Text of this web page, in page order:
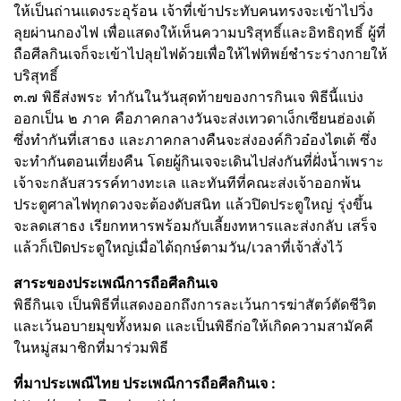
ให้เป็นถ่านแดงระอุร้อน เจ้าที่เข้าประทับคนทรงจะเข้าไปวิ่ง
ลุยผ่านกองไฟ เพื่อแสดงให้เห็นความบริสุทธิ์และอิทธิฤทธิ์ ผู้ที่
ถือศีลกินเจก็จะเข้าไปลุยไฟด้วยเพื่อให้ไฟทิพย์ชำระร่างกายให้
บริสุทธิ์
๓.๗ พิธีส่งพระ ทำกันในวันสุดท้ายของการกินเจ พิธีนี้แบ่ง
ออกเป็น ๒ ภาค คือภาคกลางวันจะส่งเทวดาเง็กเซียนฮ่องเต้
ซึ่งทำกันที่เสาธง และภาคกลางคืนจะส่งองค์กิวอ๋องไตเต้ ซึ่ง
จะทำกันตอนเที่ยงคืน โดยผู้กินเจจะเดินไปส่งกันที่ฝั่งน้ำเพราะ
เจ้าจะกลับสวรรค์ทางทะเล และทันทีที่คณะส่งเจ้าออกพ้น
ประตูศาลไฟทุกดวงจะต้องดับสนิท แล้วปิดประตูใหญ่ รุ่งขึ้น
จะลดเสาธง เรียกทหารพร้อมกับเลี้ยงทหารและส่งกลับ เสร็จ
แล้วก็เปิดประตูใหญ่เมื่อได้ฤกษ์ตามวัน/เวลาที่เจ้าสั่งไว้
สาระของประเพณีการถือศีลกินเจ
พิธีกินเจ เป็นพิธีที่แสดงออกถึงการละเว้นการฆ่าสัตว์ตัดชีวิต
และเว้นอบายมุขทั้งหมด และเป็นพิธีก่อให้เกิดความสามัคคี
ในหมู่สมาชิกที่มาร่วมพิธี
ที่มาประเพณีไทย ประเพณีการถือศีลกินเจ :